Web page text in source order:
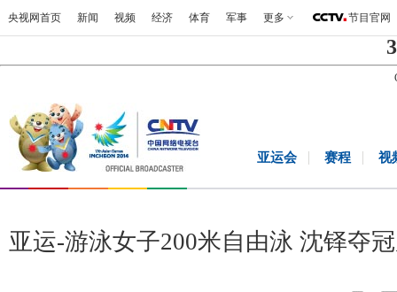
央视网首页 新闻 视频 经济 体育 军事 更多 节目官网
亚运会 赛程 视
亚运-游泳女子200米自由泳 沈铎夺